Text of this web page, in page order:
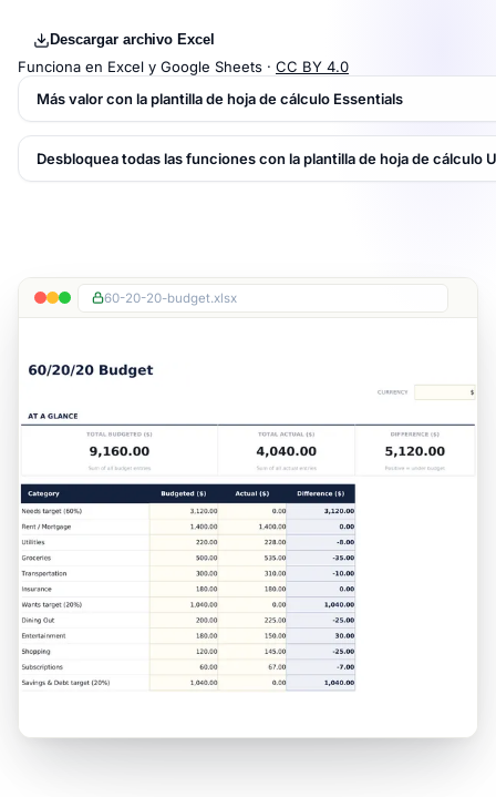
Descargar archivo Excel
Funciona en Excel y Google Sheets · CC BY 4.0
Más valor con la plantilla de hoja de cálculo Essentials
Desbloquea todas las funciones con la plantilla de hoja de cálculo
60-20-20-budget.xlsx